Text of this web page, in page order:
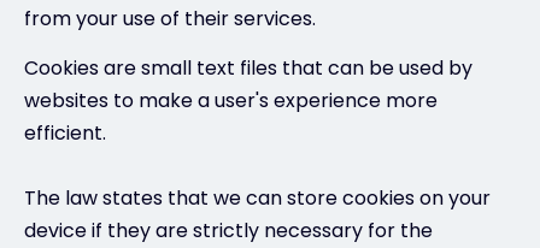
from your use of their services.
Cookies are small text files that can be used by
websites to make a user's experience more
efficient.
The law states that we can store cookies on your
device if they are strictly necessary for the